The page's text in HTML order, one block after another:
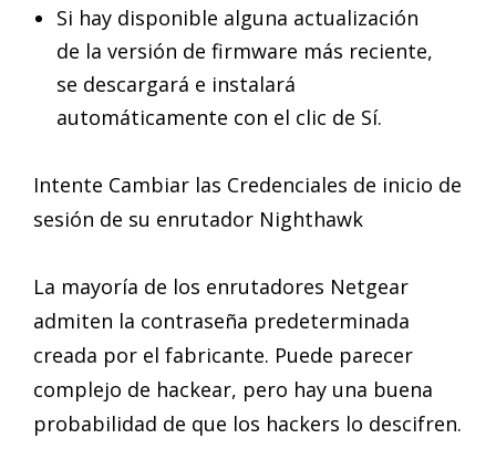
Si hay disponible alguna actualización
de la versión de firmware más reciente,
se descargará e instalará
automáticamente con el clic de Sí.
Intente Cambiar las Credenciales de inicio de
sesión de su enrutador Nighthawk
La mayoría de los enrutadores Netgear
admiten la contraseña predeterminada
creada por el fabricante. Puede parecer
complejo de hackear, pero hay una buena
probabilidad de que los hackers lo descifren.